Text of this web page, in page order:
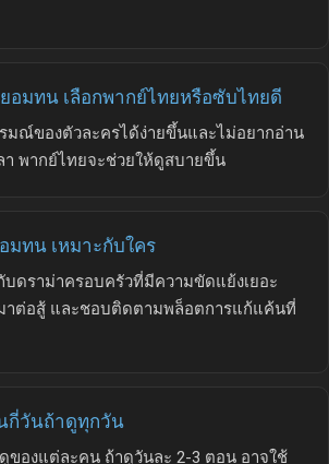
อมทน เลือกพากย์ไทยหรือซับไทยดี
รมณ์ของตัวละครได้ง่ายขึ้นและไม่อยากอ่าน
า พากย์ไทยจะช่วยให้ดูสบายขึ้น
มทน เหมาะกับใคร
ดราม่าครอบครัวที่มีความขัดแย้งเยอะ
าต่อสู้ และชอบติดตามพล็อตการแก้แค้นที่
กี่วันถ้าดูทุกวัน
ของแต่ละคน ถ้าดูวันละ 2-3 ตอน อาจใช้